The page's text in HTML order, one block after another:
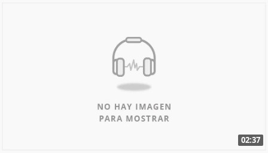
02:37